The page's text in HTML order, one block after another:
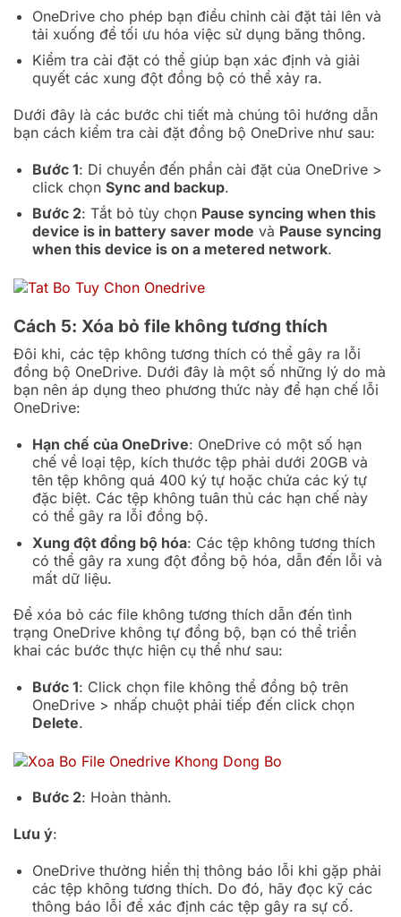
OneDrive cho phép bạn điều chỉnh cài đặt tải lên và
tải xuống để tối ưu hóa việc sử dụng băng thông.
Kiểm tra cài đặt có thể giúp bạn xác định và giải
quyết các xung đột đồng bộ có thể xảy ra.
Dưới đây là các bước chi tiết mà chúng tôi hướng dẫn
bạn cách kiểm tra cài đặt đồng bộ OneDrive như sau:
Bước 1: Di chuyển đến phần cài đặt của OneDrive >
click chọn Sync and backup.
Bước 2: Tắt bỏ tùy chọn Pause syncing when this
device is in battery saver mode và Pause syncing
when this device is on a metered network.
Cách 5: Xóa bỏ file không tương thích
Đôi khi, các tệp không tương thích có thể gây ra lỗi
đồng bộ OneDrive. Dưới đây là một số những lý do mà
bạn nên áp dụng theo phương thức này để hạn chế lỗi
OneDrive:
Hạn chế của OneDrive: OneDrive có một số hạn
chế về loại tệp, kích thước tệp phải dưới 20GB và
tên tệp không quá 400 ký tự hoặc chứa các ký tự
đặc biệt. Các tệp không tuân thủ các hạn chế này
có thể gây ra lỗi đồng bộ.
Xung đột đồng bộ hóa: Các tệp không tương thích
có thể gây ra xung đột đồng bộ hóa, dẫn đến lỗi và
mất dữ liệu.
Để xóa bỏ các file không tương thích dẫn đến tình
trạng OneDrive không tự đồng bộ, bạn có thể triển
khai các bước thực hiện cụ thể như sau:
Bước 1: Click chọn file không thể đồng bộ trên
OneDrive > nhấp chuột phải tiếp đến click chọn
Delete.
Bước 2: Hoàn thành.
Lưu ý:
OneDrive thường hiển thị thông báo lỗi khi gặp phải
các tệp không tương thích. Do đó, hãy đọc kỹ các
thông báo lỗi để xác định các tệp gây ra sự cố.